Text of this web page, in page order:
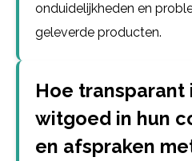
onduidelijkheden en
geleverde producten.
Hoe transparant
witgoed in hun
en afspraken